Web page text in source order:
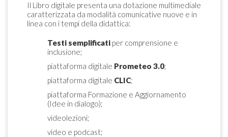
Il Libro digitale presenta una dotazione multimediale
caratterizzata da modalità comunicative nuove e in
linea con i tempi della didattica:
Testi semplificatiper comprensione e
inclusione;
piattaforma digitale Prometeo 3.0;
piattaforma digitale CLIC;
piattaforma Formazione e Aggiornamento
(Idee in dialogo);
videolezioni;
video e podcast;